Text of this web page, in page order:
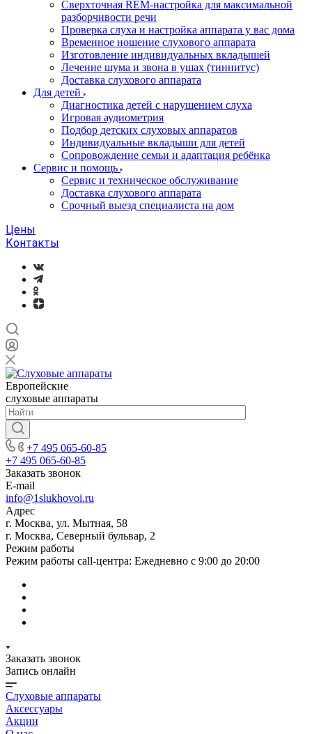
Сверхточная REM-настройка для максимальной
разборчивости речи
Проверка слуха и настройка аппарата у вас дома
Временное ношение слухового аппарата
Изготовление индивидуальных вкладышей
Лечение шума и звона в ушах (тиннитус)
Доставка слухового аппарата
Для детей
Диагностика детей с нарушением слуха
Игровая аудиометрия
Подбор детских слуховых аппаратов
Индивидуальные вкладыши для детей
Сопровождение семьи и адаптация ребёнка
Сервис и помощь
Сервис и техническое обслуживание
Доставка слухового аппарата
Срочный выезд специалиста на дом
Цены
Контакты
Европейские
слуховые аппараты
+7 495 065-60-85
+7 495 065-60-85
Заказать звонок
E-mail
info@1slukhovoi.ru
Адрес
г. Москва, ул. Мытная, 58
г. Москва, Северный бульвар, 2
Режим работы
Режим работы call-центра: Ежедневно с 9:00 до 20:00
Заказать звонок
Запись онлайн
Слуховые аппараты
Аксессуары
Акции